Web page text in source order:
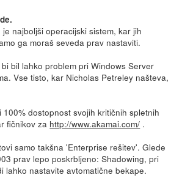
najboljši operacijski sistem, kar jih
ga moraš seveda prav nastaviti.
bil lahko problem pri Windows Server
Vse tisto, kar Nicholas Petreley našteva,
dostopnost svojih kritičnih spletnih
fičnikov za http://www.akamai.com/ .
samo takšna 'Enterprise rešitev'. Glede
prav lepo poskrbljeno: Shadowing, pri
lahko nastavite avtomatične bekape.